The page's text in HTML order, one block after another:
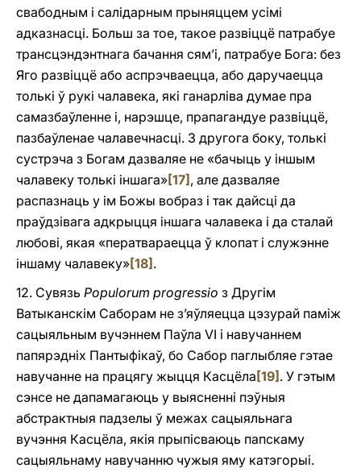
свабодным і салідарным прыняццем усімі
адказнасці. Больш за тое, такое развіццё патрабуе
трансцэндэнтнага бачання сям’і, патрабуе Бога: без
Яго развіццё або аспрэчваецца, або даручаецца
толькі ў рукі чалавека, які ганарліва думае пра
самазбаўленне i, нарэшце, прапагандуе развіццё,
пазбаўленае чалавечнасці. З другога боку, толькі
сустрэча з Богам дазваляе не «бачыць у іншым
чалавеку толькі іншага»[17] , але дазваляе
распазнаць у ім Божы вобраз і так дайсці да
праўдзівага адкрыцця іншага чалавека i да сталай
любові, якая «ператвараецца ў клопат і служэнне
іншаму чалавеку»[18] .
12. Сувязь Populorum progressio з Другім
Ватыканскім Саборам не з’яўляецца цэзурай паміж
сацыяльным вучэннем Паўла VI і навучаннем
папярэдніх Пантыфікаў, бо Сабор паглыбляе гэтае
навучанне на працягу жыцця Касцёла [19] . У гэтым
сэнсе не дапамагаюць у выясненні пэўныя
абстрактныя падзелы ў межах сацыяльнага
вучэння Касцёла, якія прыпісваюць папскаму
сацыяльнаму навучанню чужыя яму катэгорыі.